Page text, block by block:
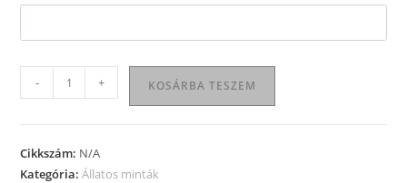
póló
mennyiség
- + KOSÁRBA TESZEM
Cikkszám: N/A
Kategória:Állatos minták